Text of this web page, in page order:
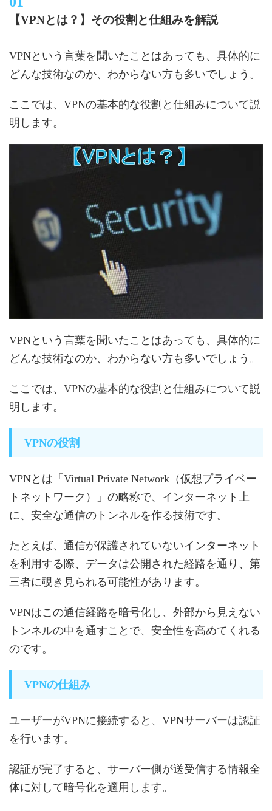
【VPNとは？】その役割と仕組みを解説
VPNという言葉を聞いたことはあっても、具体的に
どんな技術なのか、わからない方も多いでしょう。
ここでは、VPNの基本的な役割と仕組みについて説
明します。
VPNという言葉を聞いたことはあっても、具体的に
どんな技術なのか、わからない方も多いでしょう。
ここでは、VPNの基本的な役割と仕組みについて説
明します。
VPNの役割
VPNとは「Virtual Private Network（仮想プライベー
トネットワーク）」の略称で、インターネット上
に、安全な通信のトンネルを作る技術です。
たとえば、通信が保護されていないインターネット
を利用する際、データは公開された経路を通り、第
三者に覗き見られる可能性があります。
VPNはこの通信経路を暗号化し、外部から見えない
トンネルの中を通すことで、安全性を高めてくれる
のです。
VPNの仕組み
ユーザーがVPNに接続すると、VPNサーバーは認証
を行います。
認証が完了すると、サーバー側が送受信する情報全
体に対して暗号化を適用します。